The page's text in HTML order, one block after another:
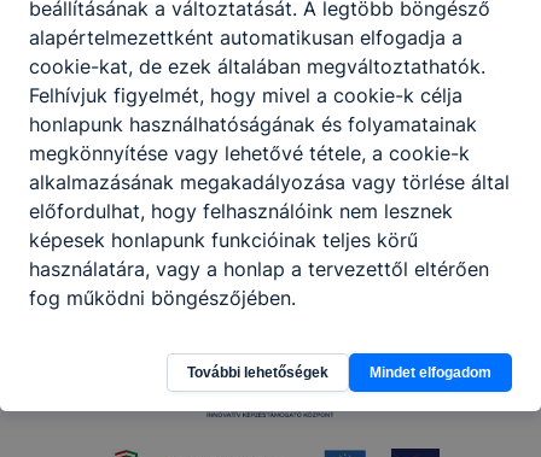
Partnereink
beállításának a változtatását. A legtöbb böngésző
alapértelmezettként automatikusan elfogadja a
cookie-kat, de ezek általában megváltoztathatók.
Felhívjuk figyelmét, hogy mivel a cookie-k célja
honlapunk használhatóságának és folyamatainak
megkönnyítése vagy lehetővé tétele, a cookie-k
alkalmazásának megakadályozása vagy törlése által
előfordulhat, hogy felhasználóink nem lesznek
képesek honlapunk funkcióinak teljes körű
használatára, vagy a honlap a tervezettől eltérően
fog működni böngészőjében.
További lehetőségek Mindet elfogadom